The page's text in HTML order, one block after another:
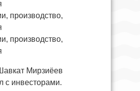
Мирзиёев
с инвесторами.